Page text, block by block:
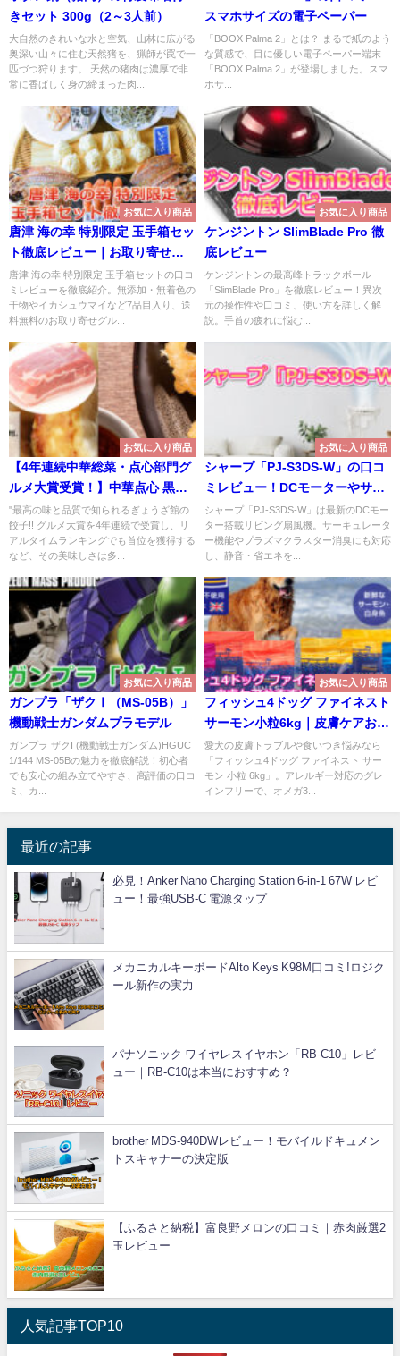
きセット 300g（2～3人前）
大自然のきれいな水と空気、山林に広がる
奥深い山々に住む天然猪を、猟師が罠で一
匹づつ狩ります。 天然の猪肉は濃厚で非
常に香ばしく身の締まった肉...
スマホサイズの電子ペーパー
「BOOX Palma 2」とは？ まるで紙のよう
な質感で、目に優しい電子ペーパー端末
「BOOX Palma 2」が登場しました。スマ
ホサ...
お気に入り商品
唐津 海の幸 特別限定 玉手箱セッ
ト徹底レビュー｜お取り寄せ推
奨
唐津 海の幸 特別限定 玉手箱セットの口コ
ミレビューを徹底紹介。無添加・無着色の
干物やイカシュウマイなど7品目入り、送
料無料のお取り寄せグル...
お気に入り商品
ケンジントン SlimBlade Pro 徹
底レビュー
ケンジントンの最高峰トラックボール
「SlimBlade Pro」を徹底レビュー！異次
元の操作性や口コミ、使い方を詳しく解
説。手首の疲れに悩む...
お気に入り商品
【4年連続中華総菜・点心部門グ
ルメ大賞受賞！】中華点心 黒餃
子！合計96個約16人前！
"最高の味と品質で知られるぎょうざ館の
餃子!! グルメ大賞を4年連続で受賞し、リ
アルタイムランキングでも首位を獲得する
など、その美味しさは多...
お気に入り商品
シャープ「PJ-S3DS-W」の口コ
ミレビュー！DCモーターやサー
キュレーターは？
シャープ「PJ-S3DS-W」は最新のDCモー
ター搭載リビング扇風機。サーキュレータ
ー機能やプラズマクラスター消臭にも対応
し、静音・省エネを...
お気に入り商品
ガンプラ「ザクⅠ（MS-05B）」
機動戦士ガンダムプラモデル
ガンプラ ザクI (機動戦士ガンダム)HGUC
1/144 MS-05Bの魅力を徹底解説！初心者
でも安心の組み立てやすさ、高評価の口コ
ミ、カ...
お気に入り商品
フィッシュ4ドッグ ファイネスト
サーモン小粒6kg｜皮膚ケアおす
すめペットフード
愛犬の皮膚トラブルや食いつき悩みなら
「フィッシュ4ドッグ ファイネスト サー
モン 小粒 6kg」。アレルギー対応のグレ
インフリーで、オメガ3...
最近の記事
必見！Anker Nano Charging Station 6-in-1 67W レビ
ュー！最強USB-C 電源タップ
メカニカルキーボードAlto Keys K98M口コミ!ロジク
ール新作の実力
パナソニック ワイヤレスイヤホン「RB-C10」レビ
ュー｜RB-C10は本当におすすめ？
brother MDS-940DWレビュー！モバイルドキュメン
トスキャナーの決定版
【ふるさと納税】富良野メロンの口コミ｜赤肉厳選2
玉レビュー
人気記事TOP10